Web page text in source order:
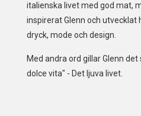
italienska livet med god mat,
inspirerat Glenn och
dryck, mode och design.
Med andra ord gillar Glenn
dolce vita" - Det ljuva livet.